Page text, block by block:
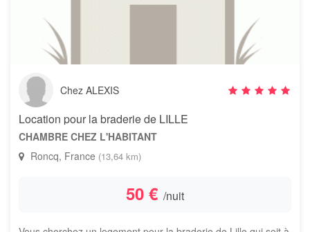
Chez ALEXIS
Location pour la braderie de LILLE
CHAMBRE CHEZ L'HABITANT
Roncq, France (13,64 km)
50 € /nuit